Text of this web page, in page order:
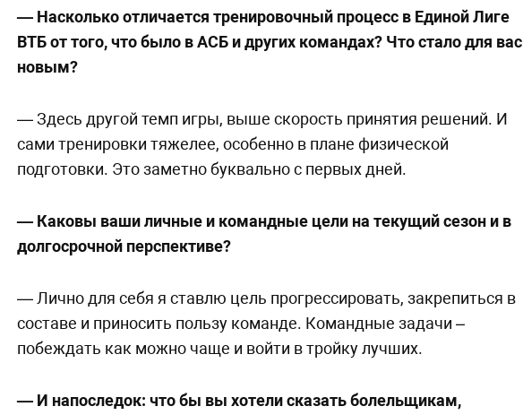
— Насколько отличается тренировочный процесс в Единой Лиге
ВТБ от того, что было в АСБ и других командах? Что стало для вас
новым?
— Здесь другой темп игры, выше скорость принятия решений. И
сами тренировки тяжелее, особенно в плане физической
подготовки. Это заметно буквально с первых дней.
— Каковы ваши личные и командные цели на текущий сезон и в
долгосрочной перспективе?
— Лично для себя я ставлю цель прогрессировать, закрепиться в
составе и приносить пользу команде. Командные задачи –
побеждать как можно чаще и войти в тройку лучших.
— И напоследок: что бы вы хотели сказать болельщикам,